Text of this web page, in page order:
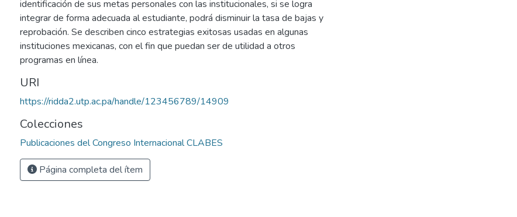
identificación de sus metas personales con las institucionales, si se logra
integrar de forma adecuada al estudiante, podrá disminuir la tasa de bajas y
reprobación. Se describen cinco estrategias exitosas usadas en algunas
instituciones mexicanas, con el fin que puedan ser de utilidad a otros
programas en línea.
URI
https://ridda2.utp.ac.pa/handle/123456789/14909
Colecciones
Publicaciones del Congreso Internacional CLABES
Página completa del ítem